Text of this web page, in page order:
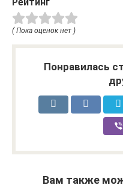
( Пока оценок нет )
Понравилась
Вам также